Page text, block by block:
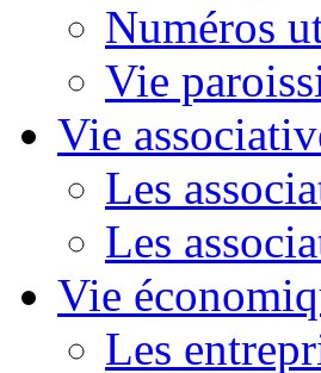
Numéros
Vie
Vie
Les
Les
Vie
Les